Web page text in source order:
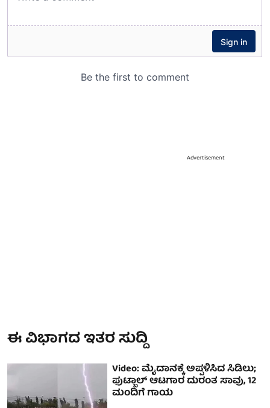
Advertisement
ಈ ವಿಭಾಗದ ಇತರ ಸುದ್ದಿ
Video: ಮೈದಾನಕ್ಕೆ ಅಪ್ಪಳಿಸಿದ ಸಿಡಿಲು;
ಫುಟ್ಬಾಲ್ ಆಟಗಾರ ದುರಂತ ಸಾವು, 12
ಮಂದಿಗೆ ಗಾಯ